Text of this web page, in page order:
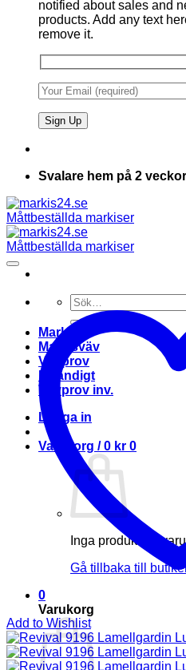
notified about sales and
products. Add any text
remove it.
Svalare hem på 2
Sök
efter:
Markis
Markisväv
Vävprov
Invändigt
Vävprov inv.
Logga in
Varukorg /0 kr 0
Inga produkter i
Gå tillbaka till
0
Varukorg
Add to Wishlist